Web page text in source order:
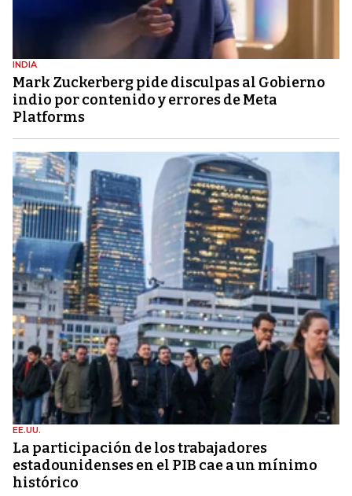
INDIA
Mark Zuckerberg pide disculpas al Gobierno
indio por contenido y errores de Meta
Platforms
EE.UU.
La participación de los trabajadores
estadounidenses en el PIB cae a un mínimo
histórico